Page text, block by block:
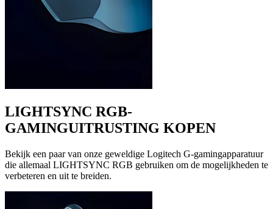
LIGHTSYNC RGB-
GAMINGUITRUSTING KOPEN
Bekijk een paar van onze geweldige Logitech G-gamingapparatuur
die allemaal LIGHTSYNC RGB gebruiken om de mogelijkheden te
verbeteren en uit te breiden.